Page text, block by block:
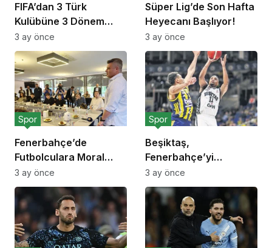
FIFA’dan 3 Türk
Kulübüne 3 Dönem
Transfer Yasağı!
3 ay önce
Süper Lig’de Son Hafta
Heyecanı Başlıyor!
3 ay önce
Fenerbahçe’de
Futbolculara Moral
Yemeği!
Spor
3 ay önce
Beşiktaş,
Fenerbahçe’yi
Deplasmanda Yendi!
Spor
3 ay önce